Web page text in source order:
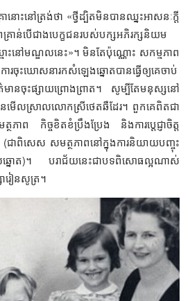
នោះនៅត្រង់ថា «ថ្វីដ្បិតមិនបានឈ្នះអាសនៈក្ដី
រាន់បើជាងបេក្ខជនរបស់បក្សអភិរក្សនិយម
ះនៅមណ្ឌលនេះ»។ មិនតែប៉ុណ្ណោះ សកម្មភាព
ចុះឃោសនារកសំឡេងឆ្នោតបានធ្វើឲ្យគេចាប់
មានចុះផ្សាយព្រោងព្រាត។ សូម្បីតែមនុស្សនៅ
នមើលស្រាលលោកស្រីថេតឆឺដែរ។ ពួកគេពិតជា
ភាព កិច្ចខិតខំប្រឹងប្រែង និងការប្ដេជ្ញាចិត្ត
ជាពិសេស សមត្ថភាពនៅក្នុងការនិយាយបញ្ចុះ
ាស់ឆ្នោត)។ បរាជ័យនេះជាបទពិសោធល្អណាស់
ៀនសូត្រ។